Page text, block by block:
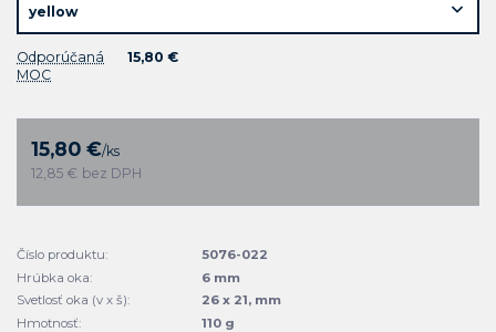
Odporúčaná
MOC
15,80 €
15,80 €/ks
12,85 € bez DPH
Číslo produktu:
5076-022
Hrúbka oka:
6 mm
Svetlosť oka (v x š):
26 x 21, mm
Hmotnosť:
110 g